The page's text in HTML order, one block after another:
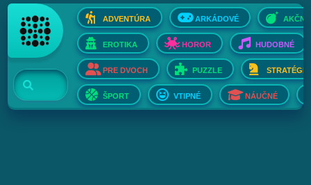
ADVENTÚRA ARKÁDOVÉ AKČNÉ
EROTIKA HOROR HUDOBNÉ
PRE DVOCH PUZZLE STRATÉGIE
ŠPORT VTIPNÉ NÁUČNÉ